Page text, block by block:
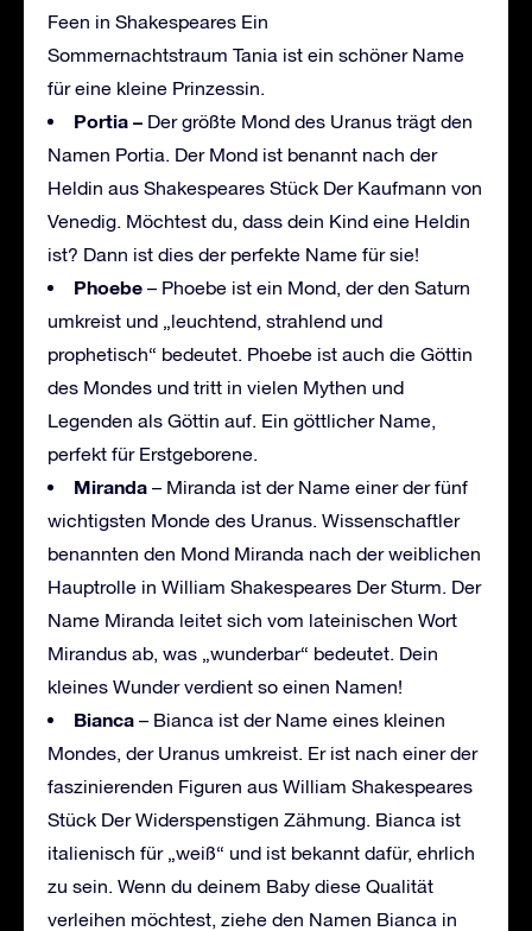
Feen in Shakespeares Ein
Sommernachtstraum Tania ist ein schöner Name
für eine kleine Prinzessin.
Portia – Der größte Mond des Uranus trägt den
Namen Portia. Der Mond ist benannt nach der
Heldin aus Shakespeares Stück Der Kaufmann von
Venedig. Möchtest du, dass dein Kind eine Heldin
ist? Dann ist dies der perfekte Name für sie!
Phoebe – Phoebe ist ein Mond, der den Saturn
umkreist und „leuchtend, strahlend und
prophetisch“ bedeutet. Phoebe ist auch die Göttin
des Mondes und tritt in vielen Mythen und
Legenden als Göttin auf. Ein göttlicher Name,
perfekt für Erstgeborene.
Miranda – Miranda ist der Name einer der fünf
wichtigsten Monde des Uranus. Wissenschaftler
benannten den Mond Miranda nach der weiblichen
Hauptrolle in William Shakespeares Der Sturm. Der
Name Miranda leitet sich vom lateinischen Wort
Mirandus ab, was „wunderbar“ bedeutet. Dein
kleines Wunder verdient so einen Namen!
Bianca – Bianca ist der Name eines kleinen
Mondes, der Uranus umkreist. Er ist nach einer der
faszinierenden Figuren aus William Shakespeares
Stück Der Widerspenstigen Zähmung. Bianca ist
italienisch für „weiß“ und ist bekannt dafür, ehrlich
zu sein. Wenn du deinem Baby diese Qualität
verleihen möchtest, ziehe den Namen Bianca in